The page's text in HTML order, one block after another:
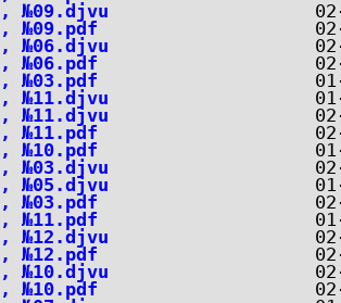
№09.djvu
№09.pdf
№06.djvu
№06.pdf
№03.pdf
№11.djvu
№11.djvu
№11.pdf
№10.pdf
№03.djvu
№05.djvu
№03.pdf
№11.pdf
№12.djvu
№12.pdf
№10.djvu
№10.pdf